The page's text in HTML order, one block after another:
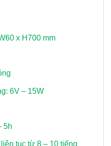
x H700 mm
6V – 15W
5h
tục từ 8 – 10 tiếng